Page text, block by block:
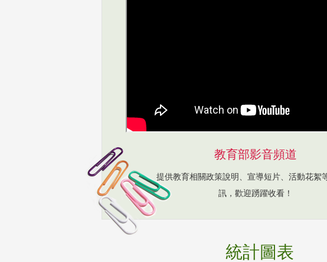
教育部影音頻道
提供教育相關政策說明、宣導短片、活動花絮
訊，歡迎踴躍收看！
統計圖表